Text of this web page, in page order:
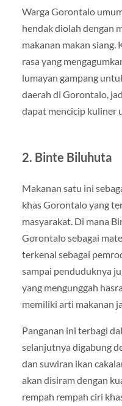
Warga Gorontalo
hendak diolah dengan
makanan makan
rasa yang
lumayan gampang
daerah di Gorontalo,
dapat mencicip kuliner
2. Binte Biluhuta
Makanan satu ini
khas Gorontalo yang
masyarakat. Di mana
Gorontalo sebagai
terkenal sebagai
sampai penduduknya
yang mengunggah
memiliki arti makanan
Panganan ini terbagi
selanjutnya digabung
dan suwiran ikan
akan disiram dengan
rempah rempah ciri